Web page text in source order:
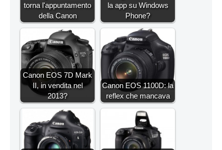
torna l'appuntamento
della Canon
la app su Windows
Phone?
Canon EOS 7D Mark
II, in vendita nel
2013?
Canon EOS 1100D: la
reflex che mancava